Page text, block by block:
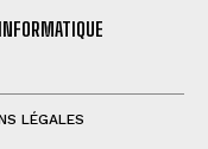
INFORMATIQUE
LÉGALES